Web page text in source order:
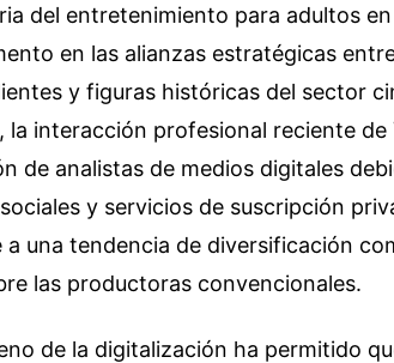
del entretenimiento para adultos
en las alianzas estratégicas
y figuras históricas del sector
la interacción profesional reciente de
de analistas de medios digitales
y servicios de suscripción
a una tendencia de diversificación
las productoras convencionales.
de la digitalización ha permitido